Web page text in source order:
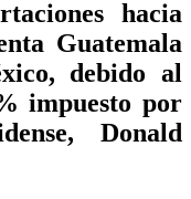
hacia
Guatemala
debido al
impuesto por
Donald